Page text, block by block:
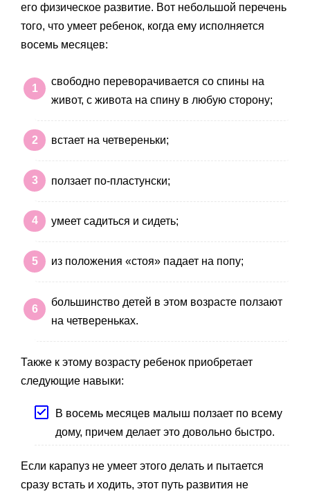
его физическое развитие. Вот небольшой перечень
того, что умеет ребенок, когда ему исполняется
восемь месяцев:
свободно переворачивается со спины на
живот, с живота на спину в любую сторону;
встает на четвереньки;
ползает по-пластунски;
умеет садиться и сидеть;
из положения «стоя» падает на попу;
большинство детей в этом возрасте ползают
на четвереньках.
Также к этому возрасту ребенок приобретает
следующие навыки:
В восемь месяцев малыш ползает по всему
дому, причем делает это довольно быстро.
Если карапуз не умеет этого делать и пытается
сразу встать и ходить, этот путь развития не